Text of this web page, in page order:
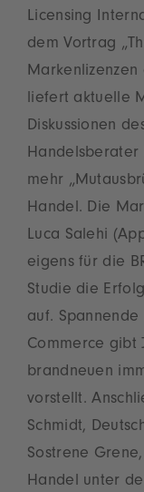
Licensing
dem Vortrag
Markenlizenzen
liefert aktuelle
Diskussionen
Handelsberater
mehr
Handel. Die
Luca Salehi
eigens für die
Studie die
auf. Spannende
Commerce gibt
brandneuen
vorstellt.
Schmidt,
Sostrene
Handel unter